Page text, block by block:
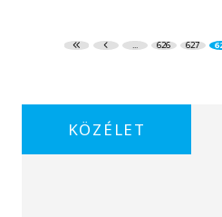
... 626 627
KÖZÉLET